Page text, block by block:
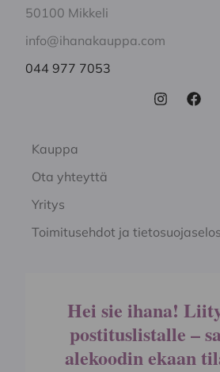
50100 Mikkeli
info@ihanakauppa.com
044 977 7053
Kauppa
Ota yhteyttä
Yritys
Toimitusehdot ja
Hei sie ihana!
postituslistalle –
alekoodin ekaan